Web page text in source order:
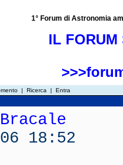
1° Forum di Astronomia
IL FORUM
| Ricerca | Entra
18:52